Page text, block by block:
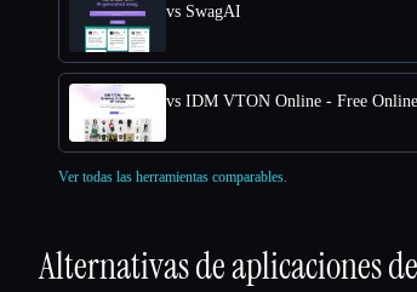
vs SwagAI
Ver todas las herramientas comparables.
Alternativas de aplicaciones